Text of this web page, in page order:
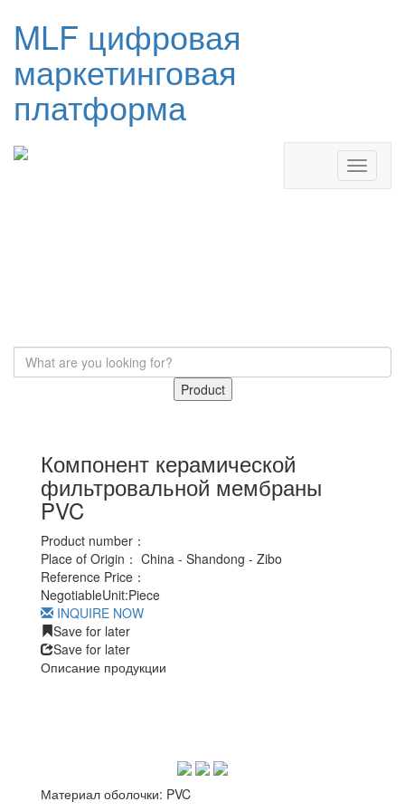
MLF цифровая
маркетинговая
платформа
Product
Компонент керамической
фильтровальной мембраны
PVC
Product number：
Place of Origin： China - Shandong - Zibo
Reference Price：
NegotiableUnit:Piece
INQUIRE NOW
Save for later
Save for later
Описание продукции
Материал оболочки: PVC